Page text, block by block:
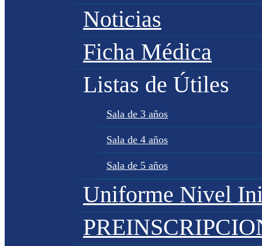
Noticias
Ficha Médica
Listas de Útiles
Sala de 3 años
Sala de 4 años
Sala de 5 años
Uniforme Nivel